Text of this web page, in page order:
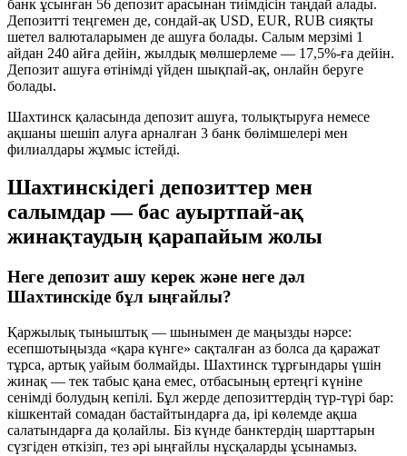
банк ұсынған 56 депозит арасынан тиімдісін таңдай алады.
Депозитті теңгемен де, сондай-ақ USD, EUR, RUB сияқты
шетел валюталарымен де ашуға болады. Салым мерзімі 1
айдан 240 айға дейін, жылдық мөлшерлеме — 17,5%-ға дейін.
Депозит ашуға өтінімді үйден шықпай-ақ, онлайн беруге
болады.
Шахтинск қаласында депозит ашуға, толықтыруға немесе
ақшаны шешіп алуға арналған 3 банк бөлімшелері мен
филиалдары жұмыс істейді.
Шахтинскідегі депозиттер мен
салымдар — бас ауыртпай-ақ
жинақтаудың қарапайым жолы
Неге депозит ашу керек және неге дәл
Шахтинскіде бұл ыңғайлы?
Қаржылық тыныштық — шынымен де маңызды нәрсе:
есепшотыңызда «қара күнге» сақталған аз болса да қаражат
тұрса, артық уайым болмайды. Шахтинск тұрғындары үшін
жинақ — тек табыс қана емес, отбасының ертеңгі күніне
сенімді болудың кепілі. Бұл жерде депозиттердің түр-түрі бар:
кішкентай сомадан бастайтындарға да, ірі көлемде ақша
салатындарға да қолайлы. Біз күнде банктердің шарттарын
сүзгіден өткізіп, тез әрі ыңғайлы нұсқаларды ұсынамыз.